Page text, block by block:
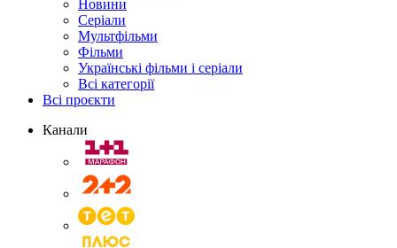
Новини
Серіали
Мультфільми
Фільми
Українські фільми і серіали
Всі категорії
Всі проєкти
Канали